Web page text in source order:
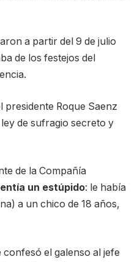
a partir del 9 de julio
de los festejos del
presidente Roque Saenz
de sufragio secreto y
de la Compañía
un estúpido: le había
a un chico de 18 años,
confesó el galenso al jefe